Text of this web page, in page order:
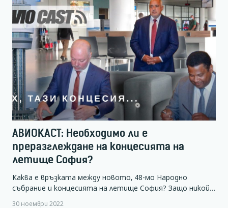
АВИОКАСТ: Необходимо ли е
преразглеждане на концесията на
летище София?
Каква е връзката между новото, 48-мо Народно
събрание и концесията на летище София? Защо никой…
30 ноември 2022